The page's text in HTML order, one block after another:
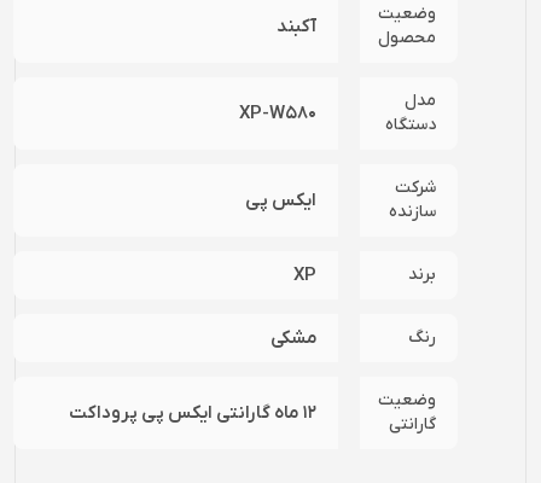
وضعیت
محصول
آکبند
مدل
دستگاه
XP-W580
شرکت
سازنده
ایکس پی
برند XP
رنگ مشکی
وضعیت
گارانتی
12 ماه گارانتی ایکس پی پروداکت